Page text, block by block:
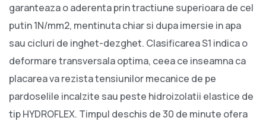
garanteaza o aderenta prin tractiune superioara de cel
putin 1N/mm2, mentinuta chiar si dupa imersie in apa
sau cicluri de inghet-dezghet. Clasificarea S1 indica o
deformare transversala optima, ceea ce inseamna ca
placarea va rezista tensiunilor mecanice de pe
pardoselile incalzite sau peste hidroizolatii elastice de
tip HYDROFLEX. Timpul deschis de 30 de minute ofera